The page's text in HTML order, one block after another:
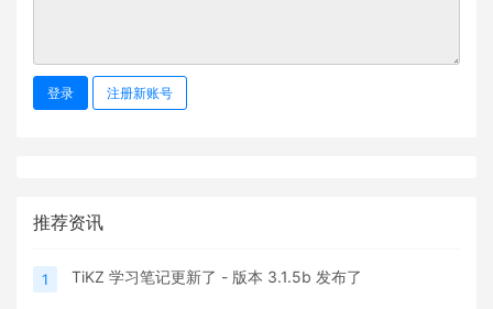
登录 注册新账号
推荐资讯
1 TiKZ 学习笔记更新了 - 版本 3.1.5b 发布了